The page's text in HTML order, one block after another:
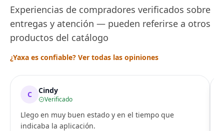
Experiencias de compradores verificados sobre
entregas y atención — pueden referirse a otros
productos del catálogo
¿Yaxa es confiable? Ver todas las opiniones
C Cindy
Verificado
Llego en muy buen estado y en el tiempo que
indicaba la aplicación.